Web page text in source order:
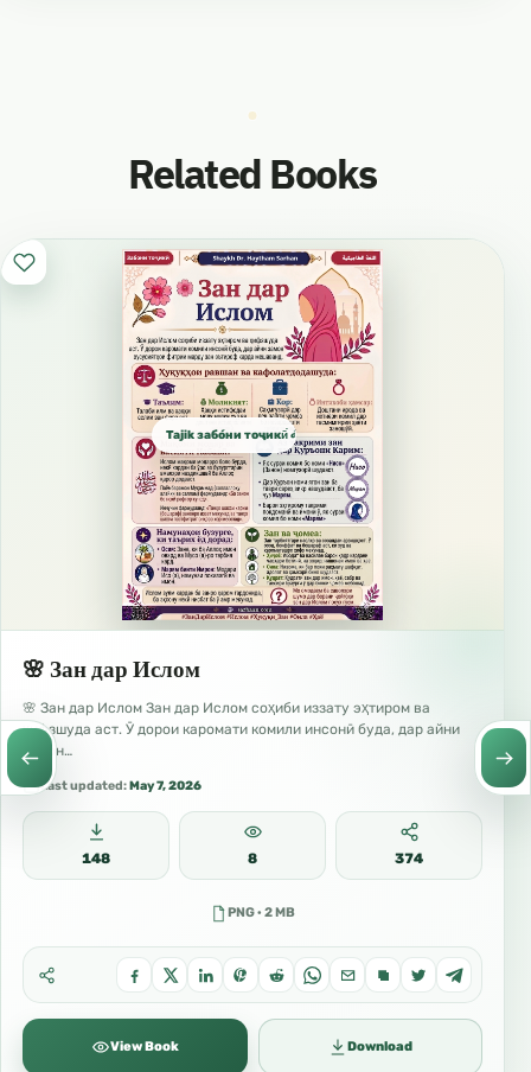
қарз ва аз шарри хушунати соҳиби қарз ба ту
паноҳ меҷӯям”. Бухорӣ.
Забони Тоҷикӣ
Related Books
Tajik забо́ни тоҷикӣ́ الطاجيكية
🌸 Зан дар Ислом
🌸 Зан дар Ислом Зан дар Ислом соҳиби иззату эҳтиром ва
ҳифзшуда аст. Ӯ дорои каромати комили инсонӣ буда, дар айни
замон…
Last updated:May 7, 2026
148 8 374
PNG · 2 MB
View Book Download